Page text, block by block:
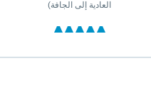
العادية إلى الجافة)